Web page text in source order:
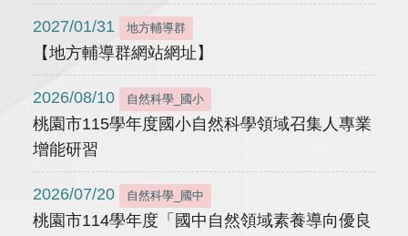
2027/01/31 地方輔導群
【地方輔導群網站網址】
2026/08/10 自然科學_國小
桃園市115學年度國小自然科學領域召集人專業
增能研習
2026/07/20 自然科學_國中
桃園市114學年度「國中自然領域素養導向優良